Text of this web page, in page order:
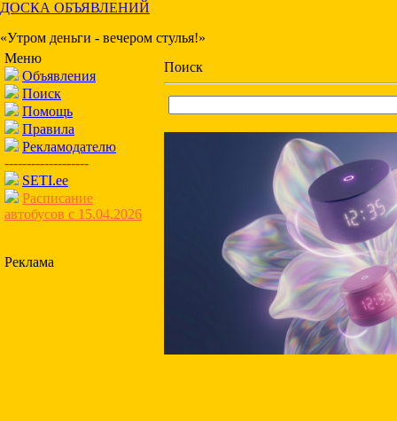
ДОСКА ОБЪЯВЛЕНИЙ
«Утром деньги - вечером стулья!»
Меню
Объявления
Поиск
Помощь
Правила
Рекламодателю
-------------------
SETI.ee
Расписание
автобусов с 15.04.2026
Реклама
Поиск